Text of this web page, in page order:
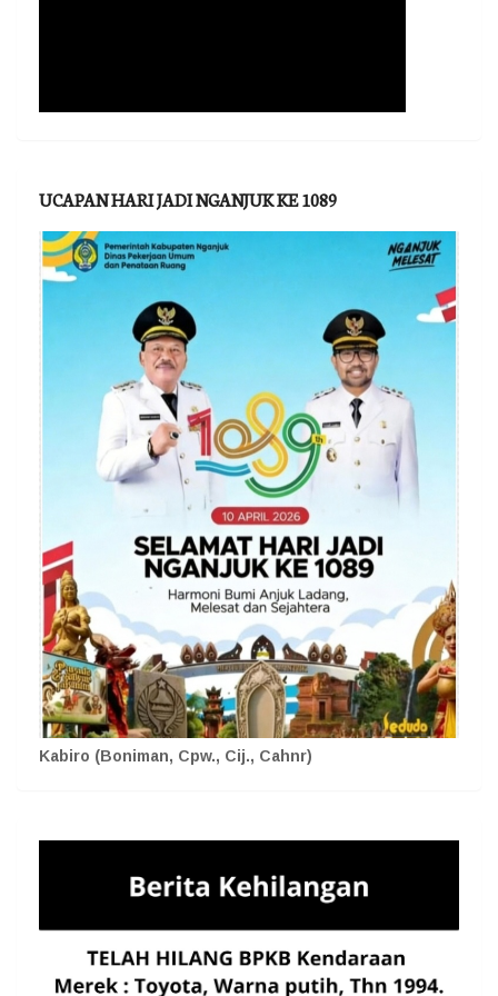
UCAPAN HARI JADI NGANJUK KE 1089
Kabiro (Boniman, Cpw., Cij., Cahnr)